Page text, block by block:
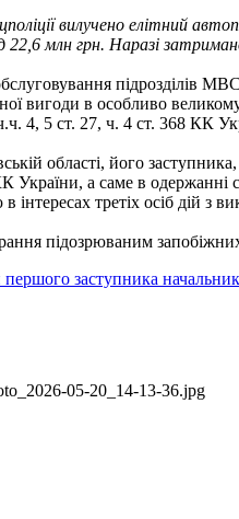
вилучено елітний
млн грн. Наразі
підрозділів
вигоди в особливо
4, 5 ст. 27, ч. 4 ст. 368 КК
області, його
України, а саме в
третіх осіб дій з
підозрюваним
першого заступника